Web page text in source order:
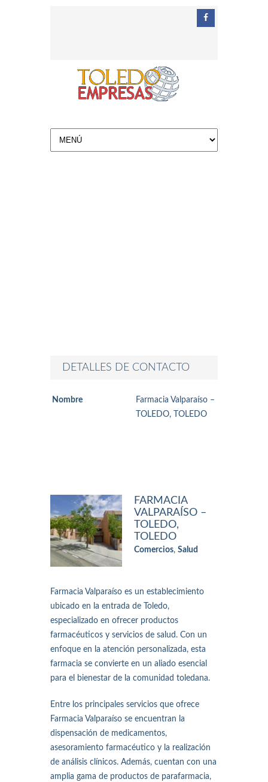
DETALLES DE CONTACTO
Nombre
Farmacia Valparaíso –
TOLEDO, TOLEDO
FARMACIA
VALPARAÍSO –
TOLEDO,
TOLEDO
Comercios, Salud
Farmacia Valparaíso es un establecimiento
ubicado en la entrada de Toledo,
especializado en ofrecer productos
farmacéuticos y servicios de salud. Con un
enfoque en la atención personalizada, esta
farmacia se convierte en un aliado esencial
para el bienestar de la comunidad toledana.
Entre los principales servicios que ofrece
Farmacia Valparaíso se encuentran la
dispensación de medicamentos,
asesoramiento farmacéutico y la realización
de análisis clínicos. Además, cuentan con una
amplia gama de productos de parafarmacia,